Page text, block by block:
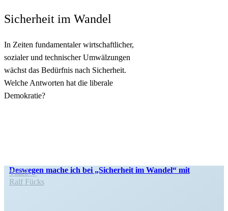
Sicherheit im Wandel
In Zeiten fun­da­men­ta­ler wirtschaftlicher,
sozia­ler und tech­ni­scher Umwälzungen
wächst das Bedürf­nis nach Sicherheit.
Welche Ant­wor­ten hat die liberale
Demokratie?
Deswegen mache ich bei „Sicherheit im Wandel“ mit
Video
Ralf Fücks